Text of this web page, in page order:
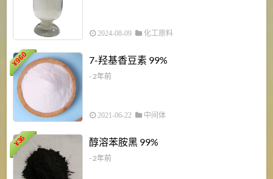
2024-08-09 化工原料
¥
960 7-羟基香豆素 99%
- 2年前
2021-06-22 中间体
¥
36 醇溶苯胺黑 99%
- 2年前